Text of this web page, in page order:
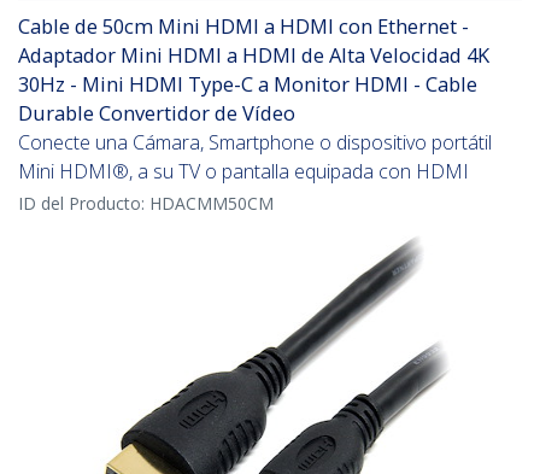
Cable de 50cm Mini HDMI a HDMI con Ethernet -
Adaptador Mini HDMI a HDMI de Alta Velocidad 4K
30Hz - Mini HDMI Type-C a Monitor HDMI - Cable
Durable Convertidor de Vídeo
Conecte una Cámara, Smartphone o dispositivo portátil
Mini HDMI®, a su TV o pantalla equipada con HDMI
ID del Producto: HDACMM50CM